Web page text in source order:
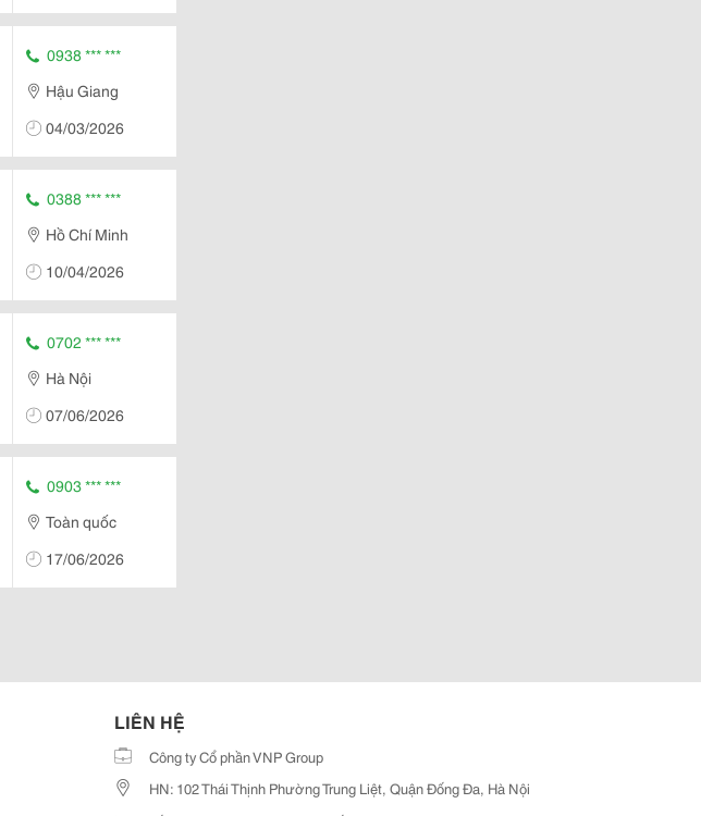
0938 *** ***
Hậu Giang
04/03/2026
0388 *** ***
Hồ Chí Minh
10/04/2026
0702 *** ***
Hà Nội
07/06/2026
0903 *** ***
Toàn quốc
17/06/2026
LIÊN HỆ
Công ty Cổ phần VNP Group
HN: 102 Thái Thịnh Phường Trung Liệt, Quận Đống Đa, Hà Nội